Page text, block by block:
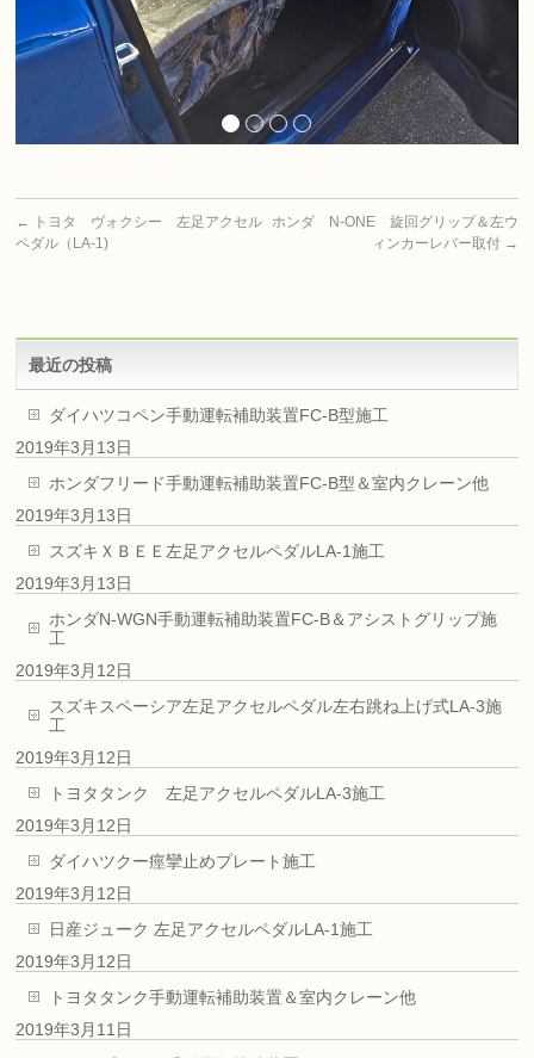
←
トヨタ ヴォクシー 左足アクセル
ペダル（LA-1)
ホンダ N-ONE 旋回グリップ＆左ウ
ィンカーレバー取付 →
最近の投稿
ダイハツコペン手動運転補助装置FC-B型施工
2019年3月13日
ホンダフリード手動運転補助装置FC-B型＆室内クレーン他
2019年3月13日
スズキＸＢＥＥ左足アクセルペダルLA-1施工
2019年3月13日
ホンダN-WGN手動運転補助装置FC-B＆アシストグリップ施
工
2019年3月12日
スズキスペーシア左足アクセルペダル左右跳ね上げ式LA-3施
工
2019年3月12日
トヨタタンク 左足アクセルペダルLA-3施工
2019年3月12日
ダイハツクー痙攣止めプレート施工
2019年3月12日
日産ジューク 左足アクセルペダルLA-1施工
2019年3月12日
トヨタタンク手動運転補助装置＆室内クレーン他
2019年3月11日